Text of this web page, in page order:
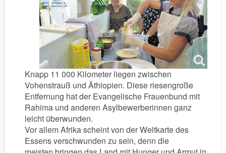
Knapp 11 000 Kilometer liegen zwischen
Vohenstrauß und Äthiopien. Diese riesengroße
Entfernung hat der Evangelische Frauenbund mit
Rahima und anderen Asylbewerberinnen ganz
leicht überwunden.
Vor allem Afrika scheint von der Weltkarte des
Essens verschwunden zu sein, denn die